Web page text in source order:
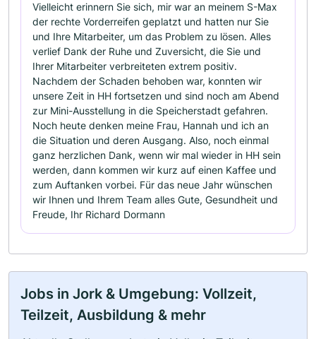
Vielleicht erinnern Sie sich, mir war an meinem S-Max
der rechte Vorderreifen geplatzt und hatten nur Sie
und Ihre Mitarbeiter, um das Problem zu lösen. Alles
verlief Dank der Ruhe und Zuversicht, die Sie und
Ihrer Mitarbeiter verbreiteten extrem positiv.
Nachdem der Schaden behoben war, konnten wir
unsere Zeit in HH fortsetzen und sind noch am Abend
zur Mini-Ausstellung in die Speicherstadt gefahren.
Noch heute denken meine Frau, Hannah und ich an
die Situation und deren Ausgang. Also, noch einmal
ganz herzlichen Dank, wenn wir mal wieder in HH sein
werden, dann kommen wir kurz auf einen Kaffee und
zum Auftanken vorbei. Für das neue Jahr wünschen
wir Ihnen und Ihrem Team alles Gute, Gesundheit und
Freude, Ihr Richard Dormann
Jobs in Jork & Umgebung: Vollzeit,
Teilzeit, Ausbildung & mehr